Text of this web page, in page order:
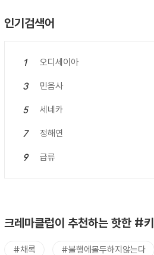
인기검색어
1 오디세이아
3 민음사
5 세네카
7 정해연
9 급류
크레마클럽이 추천하는 핫한 #
#채록 #불행에몰두하지않는다